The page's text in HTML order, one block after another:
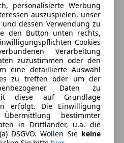
Strom
personalisierte Werbung
auszuspielen, unser
dessen Verwendung zu
den Button unten rechts,
Cookies
Verarbeitung
zuzustimmen oder den
eine detaillierte Auswahl
zu treffen oder um der
Daten zu
diese auf Grundlage
erfolgt. Die Einwilligung
bestimmter
in Drittländer, u.a. die
DSGVO. Wollen Sie keine